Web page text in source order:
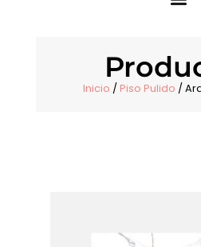
Inicio / Piso Pulido /